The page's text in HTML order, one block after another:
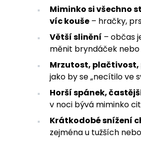
Miminko si všechno
víc kouše – hračky,
Větší slinění – občas
měnit bryndáček
Mrzutost,
jako by se „necítilo ve
Horší spánek,
v noci bývá miminko
Krátkodobé snížení
zejména u tužších